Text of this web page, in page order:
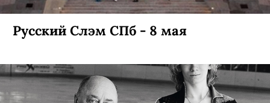
Русский Слэм СПб - 8 мая